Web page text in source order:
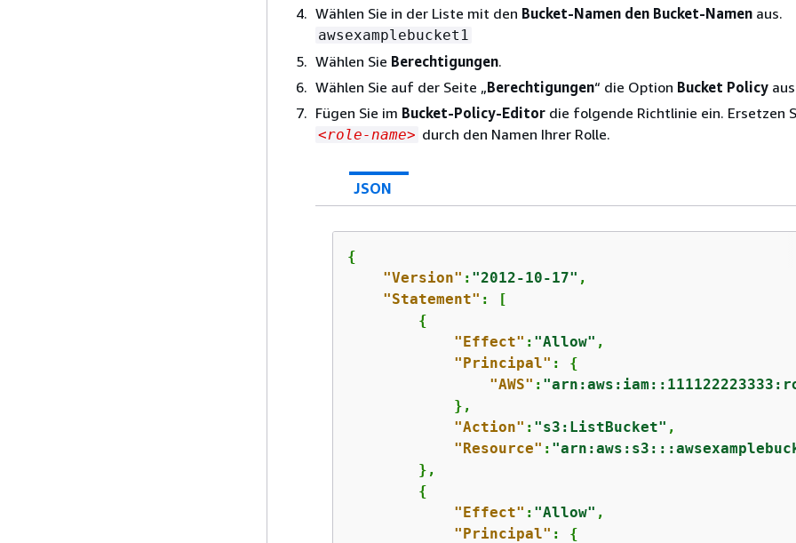
Wählen Sie in der Liste mit den Bucket-Namen den Bucket-Namen aus.
awsexamplebucket1
Wählen Sie Berechtigungen.
Wählen Sie auf der Seite „Berechtigungen“ die Option Bucket Policy
Fügen Sie im Bucket-Policy-Editor die folgende Richtlinie ein. Ersetzen
<role-name> durch den Namen Ihrer Rolle.
JSON
{
"Version" : "2012-10-17" ,
"Statement" : [
{
"Effect" : "Allow" ,
"Principal" : {
"AWS" :
            },
"Action" : "s3:ListBucket" ,
"Resource" :
        },
{
"Effect" : "Allow" ,
"Principal" : {